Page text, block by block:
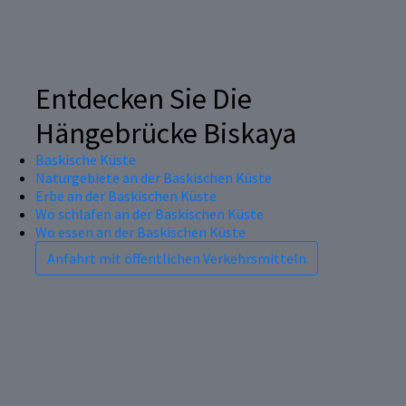
Entdecken Sie Die
Hängebrücke Biskaya
Baskische Küste
Naturgebiete an der Baskischen Küste
Erbe an der Baskischen Küste
Wo schlafen an der Baskischen Küste
Wo essen an der Baskischen Küste
Anfahrt mit öffentlichen Verkehrsmitteln